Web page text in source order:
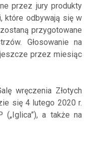
przez jury produkty
które odbywają się w
przygotowane
Głosowanie na
przez miesiąc
wręczenia Złotych
się 4 lutego 2020 r.
a także na